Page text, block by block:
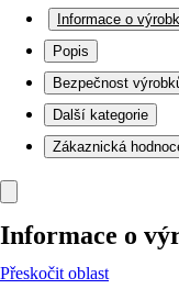
Informace o
Popis
Bezpečnost
Další kategorie
Zákaznická
Informace o
Přeskočit oblast